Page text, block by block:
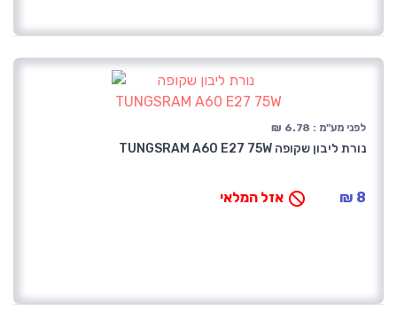
לפני מע"מ : 6.78 ₪
נורת ליבון שקופה TUNGSRAM A60 E27 75W
8 ₪ אזל המלאי